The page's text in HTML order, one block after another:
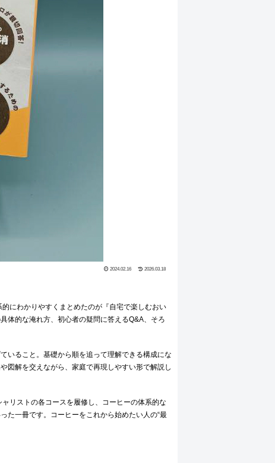
2024.02.16 2026.03.18
にわかりやすくまとめたのが『自宅で楽しむおい
体的な淹れ方、初心者の疑問に答えるQ&A、そろ
いること。基礎から順を追って理解できる構成にな
図解を交えながら、家庭で再現しやすい形で解説し
リストの各コースを履修し、コーヒーの体系的な
た一冊です。コーヒーをこれから始めたい人の“最